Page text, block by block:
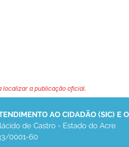
localizar a publicação oficial.
AO CIDADÃO (SIC) E
de Castro - Estado do Acre
0001-60